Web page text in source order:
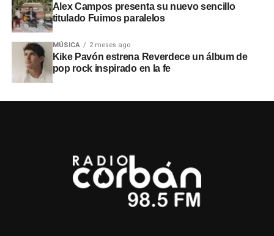
Alex Campos presenta su nuevo sencillo
titulado Fuimos paralelos
MÚSICA 2 meses ago
Kike Pavón estrena Reverdece un álbum de
pop rock inspirado en la fe